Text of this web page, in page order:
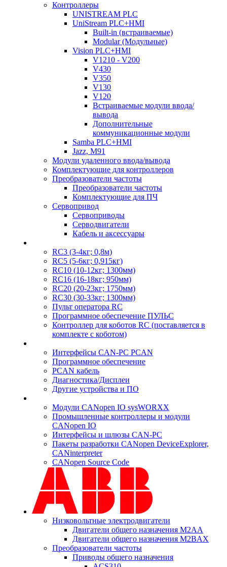
Контроллеры
UNISTREAM PLC
UniStream PLC+HMI
Built-in (встраиваемые)
Modular (Модульные)
Vision PLC+HMI
V1210 - V200
V430
V350
V130
V120
Встраиваемые модули ввода/
вывода
Дополнительные
коммуникационные модули
Samba PLC+HMI
Jazz, M91
Модули удаленного ввода/вывода
Комплектующие для контроллеров
Преобразователи частоты
Преобразователи частоты
Комплектующие для ПЧ
Сервопривод
Сервоприводы
Серводвигатели
Кабель и аксессуары
RC3 (3-4кг; 0,8м)
RC5 (5-6кг; 0,915кг)
RC10 (10-12кг; 1300мм)
RC16 (16-18кг; 950мм)
RC20 (20-23кг; 1750мм)
RC30 (30-33кг; 1300мм)
Пульт оператора RC
Программное обеспечение ПУЛЬС
Контроллер для коботов RC (поставляется в
комплекте с коботом)
Интерфейсы CAN-PC PCAN
Программное обеспечение
PCAN кабель
Диагностика/Дисплеи
Другие устройства и ПО
Модули CANopen IO sysWORXX
Промышленные контроллеры и модули
CANopen IO
Интерфейсы и шлюзы CAN-PC
Пакеты разработки CANopen DeviceExplorer,
CANinterpreter
CANopen Source Code
Низковольтные электродвигатели
Двигатели общего назначения M2AA
Двигатели общего назначения M2BAX
Преобразователи частоты
Приводы общего назначения